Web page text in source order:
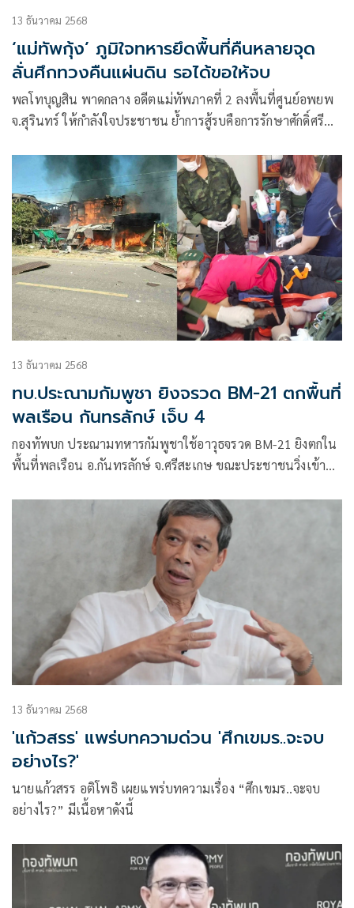
13 ธันวาคม 2568
‘แม่ทัพกุ้ง’ ภูมิใจทหารยึดพื้นที่คืนหลายจุด
ลั่นศึกทวงคืนแผ่นดิน รอได้ขอให้จบ
พลโทบุญสิน พาดกลาง อดีตแม่ทัพภาคที่ 2 ลงพื้นที่ศูนย์อพยพ
จ.สุรินทร์ ให้กำลังใจประชาชน ย้ำการสู้รบคือการรักษาศักดิ์ศรี
13 ธันวาคม 2568
ทบ.ประณามกัมพูชา ยิงจรวด BM-21 ตกพื้นที่
พลเรือน กันทรลักษ์ เจ็บ 4
กองทัพบก ประณามทหารกัมพูชาใช้อาวุธจรวด BM-21 ยิงตกใน
พื้นที่พลเรือน อ.กันทรลักษ์ จ.ศรีสะเกษ ขณะประชาชนวิ่งเข้า
13 ธันวาคม 2568
'แก้วสรร' แพร่บทความด่วน 'ศึกเขมร..จะจบ
อย่างไร?'
นายแก้วสรร อติโพธิ เผยแพร่บทความเรื่อง “ศึกเขมร..จะจบ
อย่างไร?” มีเนื้อหาดังนี้